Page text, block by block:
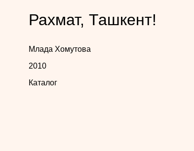
Рахмат, Ташкент!
Млада Хомутова
2010
Каталог